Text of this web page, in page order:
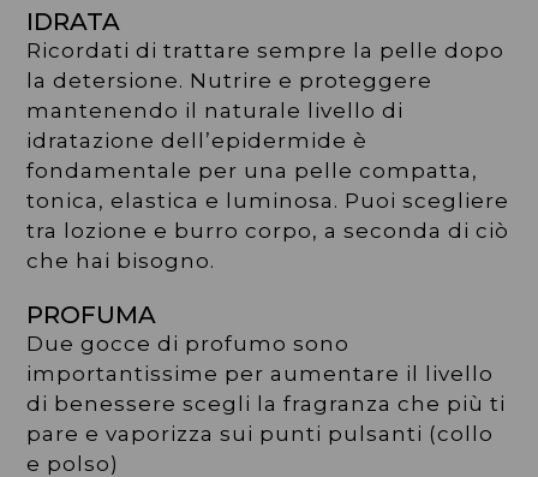
IDRATA
Ricordati di trattare sempre la pelle dopo
la detersione. Nutrire e proteggere
mantenendo il naturale livello di
idratazione dell’epidermide è
fondamentale per una pelle compatta,
tonica, elastica e luminosa. Puoi scegliere
tra lozione e burro corpo, a seconda di ciò
che hai bisogno.
PROFUMA
Due gocce di profumo sono
importantissime per aumentare il livello
di benessere scegli la fragranza che più ti
pare e vaporizza sui punti pulsanti (collo
e polso)